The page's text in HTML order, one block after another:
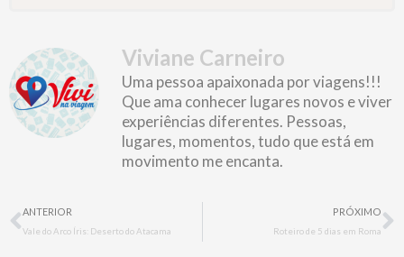
Viviane Carneiro
Uma pessoa apaixonada por viagens!!!
Que ama conhecer lugares novos e viver
experiências diferentes. Pessoas,
lugares, momentos, tudo que está em
movimento me encanta.
Prev
ANTERIOR
Vale do Arco Íris: Deserto do Atacama
PRÓXIMO
Roteiro de 5 dias em Roma